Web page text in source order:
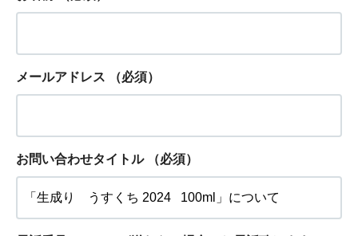
メールアドレス （必須）
お問い合わせタイトル （必須）